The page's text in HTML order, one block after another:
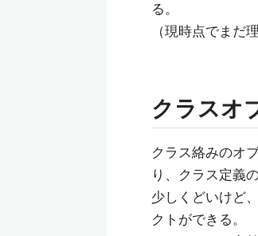
る。
（現時点でまだ
クラスオ
クラス絡みのオ
り、クラス定義
少しくどいけど
クトができる。